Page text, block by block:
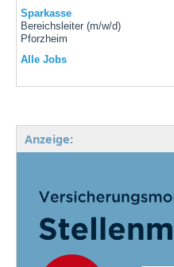
Sparkasse
Bereichsleiter (m/w/d)
Pforzheim
Alle Jobs
Anzeige: